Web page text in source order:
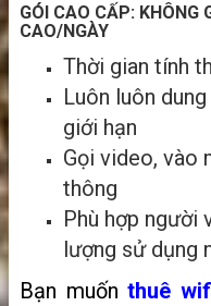
GÓI CAO CẤP: KHÔNG
CAO/NGÀY
Thời gian tính
Luôn luôn
giới hạn
Gọi video, vào
thông
Phù hợp người
lượng sử dụng
Bạn muốnthuê